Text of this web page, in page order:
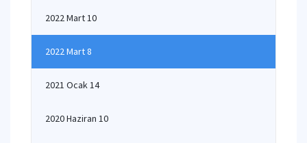
2022 Mart 10
2022 Mart 8
2021 Ocak 14
2020 Haziran 10